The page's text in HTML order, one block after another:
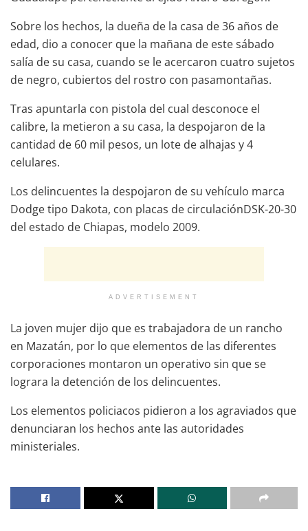
Sobre los hechos, la dueña de la casa de 36 años de
edad, dio a conocer que la mañana de este sábado
salía de su casa, cuando se le acercaron cuatro sujetos
de negro, cubiertos del rostro con pasamontañas.
Tras apuntarla con pistola del cual desconoce el
calibre, la metieron a su casa, la despojaron de la
cantidad de 60 mil pesos, un lote de alhajas y 4
celulares.
Los delincuentes la despojaron de su vehículo marca
Dodge tipo Dakota, con placas de circulaciónDSK-20-30
del estado de Chiapas, modelo 2009.
ADVERTISEMENT
La joven mujer dijo que es trabajadora de un rancho
en Mazatán, por lo que elementos de las diferentes
corporaciones montaron un operativo sin que se
lograra la detención de los delincuentes.
Los elementos policiacos pidieron a los agraviados que
denunciaran los hechos ante las autoridades
ministeriales.